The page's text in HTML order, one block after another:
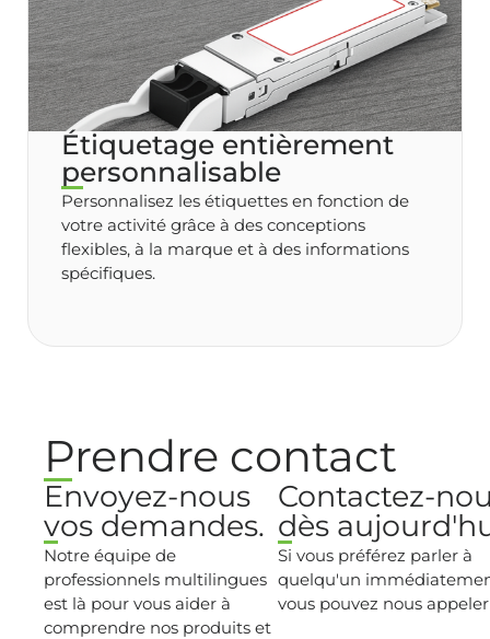
Étiquetage entièrement
personnalisable
Personnalisez les étiquettes en fonction de
votre activité grâce à des conceptions
flexibles, à la marque et à des informations
spécifiques.
Prendre contact
Envoyez-nous
vos demandes.
Notre équipe de
professionnels multilingues
est là pour vous aider à
comprendre nos produits et
Contactez-
dès
Si vous préférez parler à
quelqu'un
vous pouvez nous appeler